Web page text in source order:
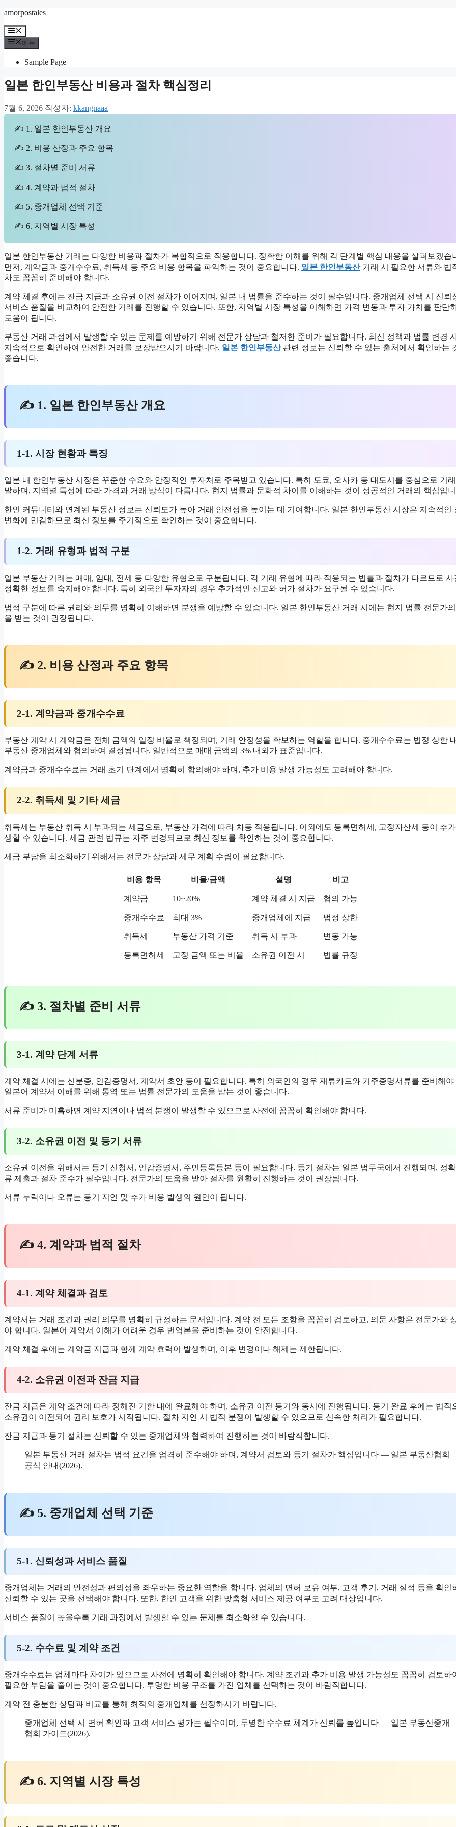
컨
츠
로
기
amorpostales
메
뉴
메뉴
Sample Page
일본 한인부동산 비용과 절차 핵심정리
7월 6, 2026 작성자: kkangnaaa
✍ 1. 일본 한인부동산 개요
✍ 2. 비용 산정과 주요 항목
✍ 3. 절차별 준비 서류
✍ 4. 계약과 법적 절차
✍ 5. 중개업체 선택 기준
✍ 6. 지역별 시장 특성
일본 한인부동산 거래는 다양한 비용과 절차가 복합적으로 작용합니다. 정확한 이해를 위해 각 단계별 핵심 내용을 살펴보겠습
먼저, 계약금과 중개수수료, 취득세 등 주요 비용 항목을 파악하는 것이 중요합니다. 일본 한인부동산거래 시 필요한 서류와 법
차도 꼼꼼히 준비해야 합니다.
계약 체결 후에는 잔금 지급과 소유권 이전 절차가 이어지며, 일본 내 법률을 준수하는 것이 필수입니다. 중개업체 선택 시 신뢰
서비스 품질을 비교하여 안전한 거래를 진행할 수 있습니다. 또한, 지역별 시장 특성을 이해하면 가격 변동과 투자 가치를 판단
도움이 됩니다.
부동산 거래 과정에서 발생할 수 있는 문제를 예방하기 위해 전문가 상담과 철저한 준비가 필요합니다. 최신 정책과 법률 변경
지속적으로 확인하여 안전한 거래를 보장받으시기 바랍니다. 일본 한인부동산관련 정보는 신뢰할 수 있는 출처에서 확인하는
좋습니다.
✍ 1. 일본 한인부동산 개요
1-1. 시장 현황과 특징
일본 내 한인부동산 시장은 꾸준한 수요와 안정적인 투자처로 주목받고 있습니다. 특히 도쿄, 오사카 등 대도시를 중심으로 거
발하며, 지역별 특성에 따라 가격과 거래 방식이 다릅니다. 현지 법률과 문화적 차이를 이해하는 것이 성공적인 거래의 핵심입
한인 커뮤니티와 연계된 부동산 정보는 신뢰도가 높아 거래 안전성을 높이는 데 기여합니다. 일본 한인부동산 시장은 지속적인
변화에 민감하므로 최신 정보를 주기적으로 확인하는 것이 중요합니다.
1-2. 거래 유형과 법적 구분
일본 부동산 거래는 매매, 임대, 전세 등 다양한 유형으로 구분됩니다. 각 거래 유형에 따라 적용되는 법률과 절차가 다르므로 사
정확한 정보를 숙지해야 합니다. 특히 외국인 투자자의 경우 추가적인 신고와 허가 절차가 요구될 수 있습니다.
법적 구분에 따른 권리와 의무를 명확히 이해하면 분쟁을 예방할 수 있습니다. 일본 한인부동산 거래 시에는 현지 법률 전문가
을 받는 것이 권장됩니다.
✍ 2. 비용 산정과 주요 항목
2-1. 계약금과 중개수수료
부동산 계약 시 계약금은 전체 금액의 일정 비율로 책정되며, 거래 안정성을 확보하는 역할을 합니다. 중개수수료는 법정 상한
부동산 중개업체와 협의하여 결정됩니다. 일반적으로 매매 금액의 3% 내외가 표준입니다.
계약금과 중개수수료는 거래 초기 단계에서 명확히 합의해야 하며, 추가 비용 발생 가능성도 고려해야 합니다.
2-2. 취득세 및 기타 세금
취득세는 부동산 취득 시 부과되는 세금으로, 부동산 가격에 따라 차등 적용됩니다. 이외에도 등록면허세, 고정자산세 등이 추
생할 수 있습니다. 세금 관련 법규는 자주 변경되므로 최신 정보를 확인하는 것이 중요합니다.
세금 부담을 최소화하기 위해서는 전문가 상담과 세무 계획 수립이 필요합니다.
비용 항목 비율/금액 설명 비고
계약금 10~20% 계약 체결 시 지급 협의 가능
중개수수료 최대 3% 중개업체에 지급 법정 상한
취득세 부동산 가격 기준 취득 시 부과 변동 가능
등록면허세 고정 금액 또는 비율 소유권 이전 시 법률 규정
✍ 3. 절차별 준비 서류
3-1. 계약 단계 서류
계약 체결 시에는 신분증, 인감증명서, 계약서 초안 등이 필요합니다. 특히 외국인의 경우 재류카드와 거주증명서류를 준비해야
일본어 계약서 이해를 위해 통역 또는 법률 전문가의 도움을 받는 것이 좋습니다.
서류 준비가 미흡하면 계약 지연이나 법적 분쟁이 발생할 수 있으므로 사전에 꼼꼼히 확인해야 합니다.
3-2. 소유권 이전 및 등기 서류
소유권 이전을 위해서는 등기 신청서, 인감증명서, 주민등록등본 등이 필요합니다. 등기 절차는 일본 법무국에서 진행되며, 정
류 제출과 절차 준수가 필수입니다. 전문가의 도움을 받아 절차를 원활히 진행하는 것이 권장됩니다.
서류 누락이나 오류는 등기 지연 및 추가 비용 발생의 원인이 됩니다.
✍ 4. 계약과 법적 절차
4-1. 계약 체결과 검토
계약서는 거래 조건과 권리 의무를 명확히 규정하는 문서입니다. 계약 전 모든 조항을 꼼꼼히 검토하고, 의문 사항은 전문가와
야 합니다. 일본어 계약서 이해가 어려운 경우 번역본을 준비하는 것이 안전합니다.
계약 체결 후에는 계약금 지급과 함께 계약 효력이 발생하며, 이후 변경이나 해제는 제한됩니다.
4-2. 소유권 이전과 잔금 지급
잔금 지급은 계약 조건에 따라 정해진 기한 내에 완료해야 하며, 소유권 이전 등기와 동시에 진행됩니다. 등기 완료 후에는 법적
소유권이 이전되어 권리 보호가 시작됩니다. 절차 지연 시 법적 분쟁이 발생할 수 있으므로 신속한 처리가 필요합니다.
잔금 지급과 등기 절차는 신뢰할 수 있는 중개업체와 협력하여 진행하는 것이 바람직합니다.
일본 부동산 거래 절차는 법적 요건을 엄격히 준수해야 하며, 계약서 검토와 등기 절차가 핵심입니다 — 일본 부동산협회
공식 안내(2026).
✍ 5. 중개업체 선택 기준
5-1. 신뢰성과 서비스 품질
중개업체는 거래의 안전성과 편의성을 좌우하는 중요한 역할을 합니다. 업체의 면허 보유 여부, 고객 후기, 거래 실적 등을 확인
신뢰할 수 있는 곳을 선택해야 합니다. 또한, 한인 고객을 위한 맞춤형 서비스 제공 여부도 고려 대상입니다.
서비스 품질이 높을수록 거래 과정에서 발생할 수 있는 문제를 최소화할 수 있습니다.
5-2. 수수료 및 계약 조건
중개수수료는 업체마다 차이가 있으므로 사전에 명확히 확인해야 합니다. 계약 조건과 추가 비용 발생 가능성도 꼼꼼히 검토하
필요한 부담을 줄이는 것이 중요합니다. 투명한 비용 구조를 가진 업체를 선택하는 것이 바람직합니다.
계약 전 충분한 상담과 비교를 통해 최적의 중개업체를 선정하시기 바랍니다.
중개업체 선택 시 면허 확인과 고객 서비스 평가는 필수이며, 투명한 수수료 체계가 신뢰를 높입니다 — 일본 부동산중개
협회 가이드(2026).
✍ 6. 지역별 시장 특성